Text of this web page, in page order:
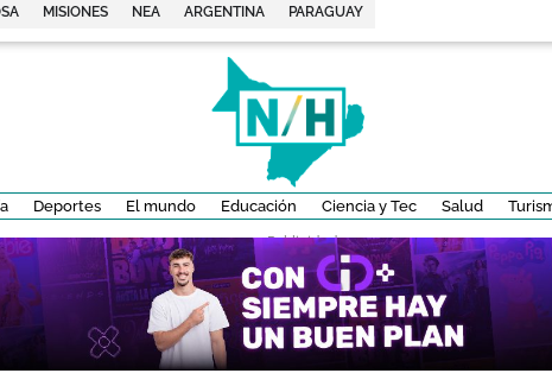
MISIONES NEA ARGENTINA PARAGUAY
Deportes El mundo Educación Ciencia y Tec Salud
- Publicidad -